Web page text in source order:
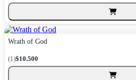
Wrath of God
(1)$10.500